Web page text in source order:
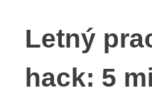
Letný
hack: 5